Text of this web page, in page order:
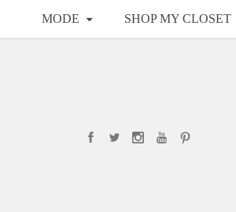
MODE SHOP MY CLOSET